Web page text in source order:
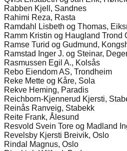
Rabben Kjell, Sandnes
Rahimi Reza, Rasta
Ramdahl Lisbeth og Thomas,
Ramm Kristin og Haugland Trond
Ramse Turid og Gudmund,
Ramstad Inger J. og Steinar,
Rasmussen Egil A., Kolsås
Rebo Eiendom AS, Trondheim
Reke Mette og Kåre, Sola
Rekve Heming, Paradis
Reichborn-Kjennerud Kjersti,
Reinås Ranveig, Stabekk
Reite Frank, Ålesund
Resvold Svein Tore og Madland
Revelsby Kjersti Breivik, Oslo
Rindal Magnus, Oslo